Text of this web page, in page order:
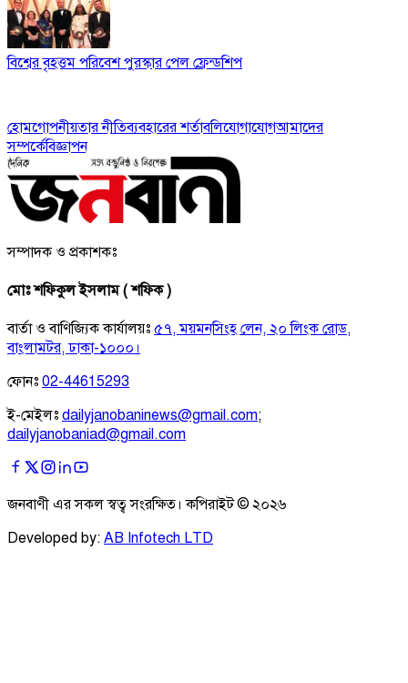
বিশ্বের বৃহত্তম পরিবেশ পুরস্কার পেল ফ্রেন্ডশিপ
হোমগোপনীয়তার নীতিব্যবহারের শর্তাবলিযোগাযোগআমাদের
সম্পর্কেবিজ্ঞাপন
সম্পাদক ও প্রকাশকঃ
মোঃ শফিকুল ইসলাম ( শফিক )
বার্তা ও বাণিজ্যিক কার্যালয়ঃ ৫৭, ময়মনসিংহ লেন, ২০ লিংক রোড,
বাংলামটর, ঢাকা-১০০০।
ফোনঃ 02-44615293
ই-মেইলঃ dailyjanobaninews@gmail.com;
dailyjanobaniad@gmail.com
জনবাণী এর সকল স্বত্ব সংরক্ষিত। কপিরাইট © ২০২৬
Developed by: AB Infotech LTD